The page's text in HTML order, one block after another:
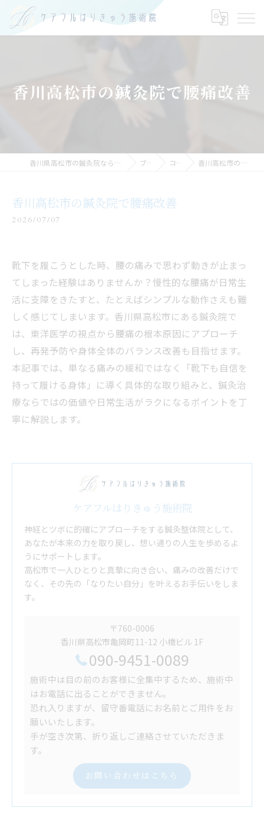
香川高松市の鍼灸院で腰痛改善
香川県高松市の鍼灸院ならケアフルはりきゅう施術院 ブログ コラム 香川高松市の鍼灸院で腰痛改善
香川高松市の鍼灸院で腰痛改善
2026/07/07
靴下を履こうとした時、腰の痛みで思わず動きが止まっ
てしまった経験はありませんか？慢性的な腰痛が日常生
活に支障をきたすと、たとえばシンプルな動作さえも難
しく感じてしまいます。香川県高松市にある鍼灸院で
は、東洋医学の視点から腰痛の根本原因にアプローチ
し、再発予防や身体全体のバランス改善も目指せます。
本記事では、単なる痛みの緩和ではなく「靴下も自信を
持って履ける身体」に導く具体的な取り組みと、鍼灸治
療ならではの価値や日常生活がラクになるポイントを丁
寧に解説します。
ケアフルはりきゅう施術院
神経とツボに的確にアプローチをする鍼灸整体院として、
あなたが本来の力を取り戻し、想い通りの人生を歩めるよ
うにサポートします。
高松市で一人ひとりと真摯に向き合い、痛みの改善だけで
なく、その先の「なりたい自分」を叶えるお手伝いをしま
す。
〒760-0006
香川県高松市亀岡町11-12 小橋ビル 1F
090-9451-0089
施術中は目の前のお客様に全集中するため、施術中
はお電話に出ることができません。
恐れ入りますが、留守番電話にお名前とご用件をお
願いいたします。
手が空き次第、折り返しご連絡させていただきま
す。
お問い合わせはこちら